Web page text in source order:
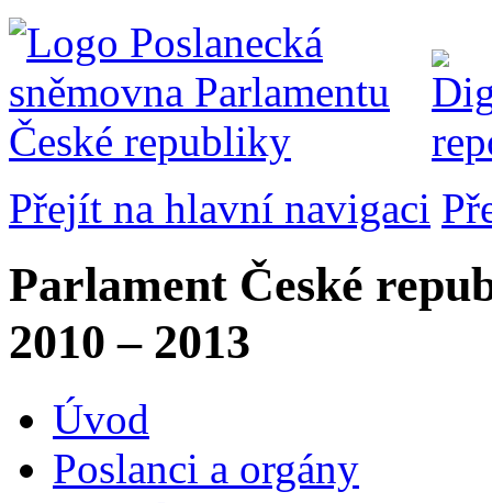
Přejít na hlavní navigaci
Parlament České
2010 – 2013
Úvod
Poslanci a orgány